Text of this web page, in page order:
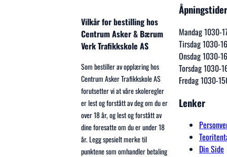
Vilkår for bestilling hos
Centrum Asker & Bærum
Verk Trafikkskole AS
Som bestiller av opplæring hos
Centrum Asker Trafikkskole AS
forutsetter vi at våre skoleregler
er lest og forstått av deg om du er
over 18 år, og lest og forstått av
dine foresatte om du er under 18
år. Legg spesielt merke til
punktene som omhandler betaling
Åpningstider
Mandag 1030-
Tirsdag 1030-
Onsdag 1030-
Torsdag 1030-
Fredag 1030-
Lenker
Din Side